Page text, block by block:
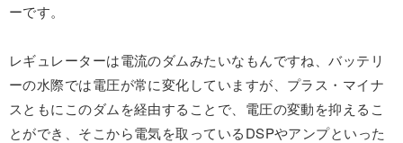
ーです。
レギュレーターは電流のダムみたいなもんですね、バッテリ
ーの水際では電圧が常に変化していますが、プラス・マイナ
スともにこのダムを経由することで、電圧の変動を抑えるこ
とができ、そこから電気を取っているDSPやアンプといった